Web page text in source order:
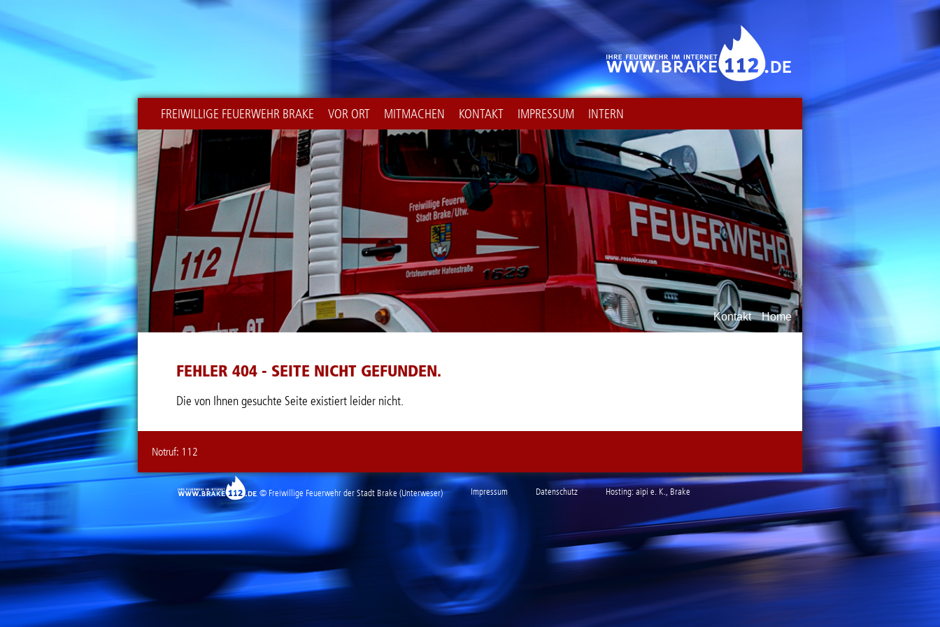
FREIWILLIGE FEUERWEHR BRAKE VOR ORT MITMACHEN KONTAKT IMPRESSUM INTERN
Home
Kontakt
FEHLER 404 - SEITE NICHT GEFUNDEN.
Die von Ihnen gesuchte Seite existiert leider nicht.
Notruf: 112
 © Freiwillige Feuerwehr der Stadt Brake (Unterweser) Impressum Datenschutz Hosting: aipi e. K., Brake